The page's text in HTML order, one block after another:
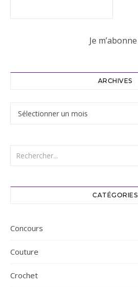
ARCHIVES
Archives
CATÉGORIES
Concours
Couture
Crochet